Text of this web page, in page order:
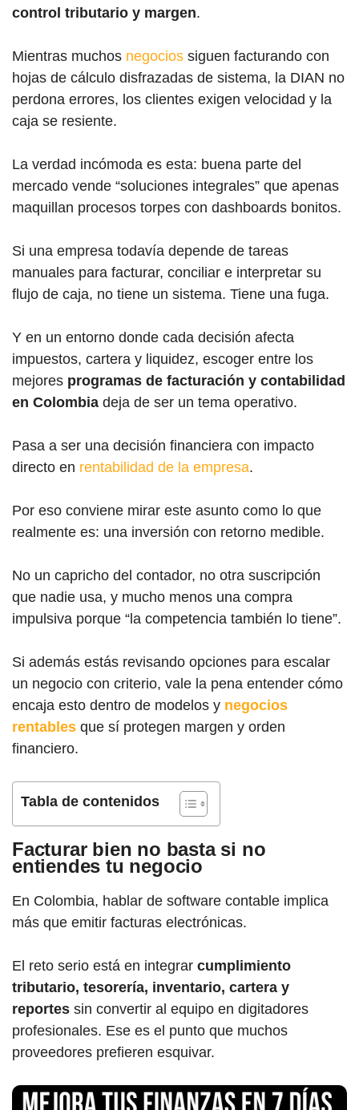
control tributario y margen.
Mientras muchos negocios siguen facturando con
hojas de cálculo disfrazadas de sistema, la DIAN no
perdona errores, los clientes exigen velocidad y la
caja se resiente.
La verdad incómoda es esta: buena parte del
mercado vende “soluciones integrales” que apenas
maquillan procesos torpes con dashboards bonitos.
Si una empresa todavía depende de tareas
manuales para facturar, conciliar e interpretar su
flujo de caja, no tiene un sistema. Tiene una fuga.
Y en un entorno donde cada decisión afecta
impuestos, cartera y liquidez, escoger entre los
mejores programas de facturación y contabilidad
en Colombia deja de ser un tema operativo.
Pasa a ser una decisión financiera con impacto
directo en rentabilidad de la empresa.
Por eso conviene mirar este asunto como lo que
realmente es: una inversión con retorno medible.
No un capricho del contador, no otra suscripción
que nadie usa, y mucho menos una compra
impulsiva porque “la competencia también lo tiene”.
Si además estás revisando opciones para escalar
un negocio con criterio, vale la pena entender cómo
encaja esto dentro de modelos y negocios
rentables que sí protegen margen y orden
financiero.
Tabla de contenidos
Facturar bien no basta si no
entiendes tu negocio
En Colombia, hablar de software contable implica
más que emitir facturas electrónicas.
El reto serio está en integrar cumplimiento
tributario, tesorería, inventario, cartera y
reportes sin convertir al equipo en digitadores
profesionales. Ese es el punto que muchos
proveedores prefieren esquivar.